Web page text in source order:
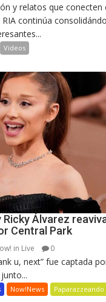
y relatos que conecten
continúa
Videos
Ricky Álvarez
Central Park
in Live 0
u, next” fue captada
Now!News Paparazzeando